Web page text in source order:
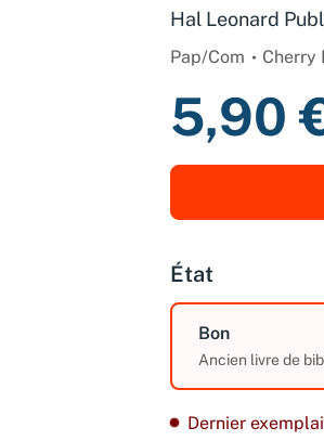
Hal Leonard
Pap/Com Cherry
5,90
État
Bon
Ancien livre de
Dernier